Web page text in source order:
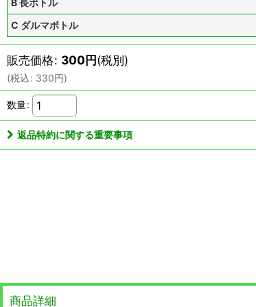
B 長ボトル
C ダルマボトル
販売価格: 300円(税別)
(税込: 330円)
数量:
返品特約に関する重要事項
商品詳細